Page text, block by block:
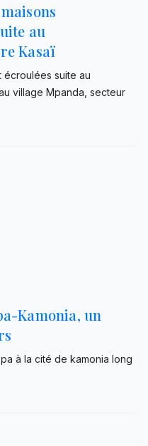
au
Kasaï
écroulées suite au
village Mpanda, secteur
Kamonia, un
à la cité de kamonia long